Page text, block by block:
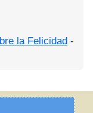
la Felicidad -